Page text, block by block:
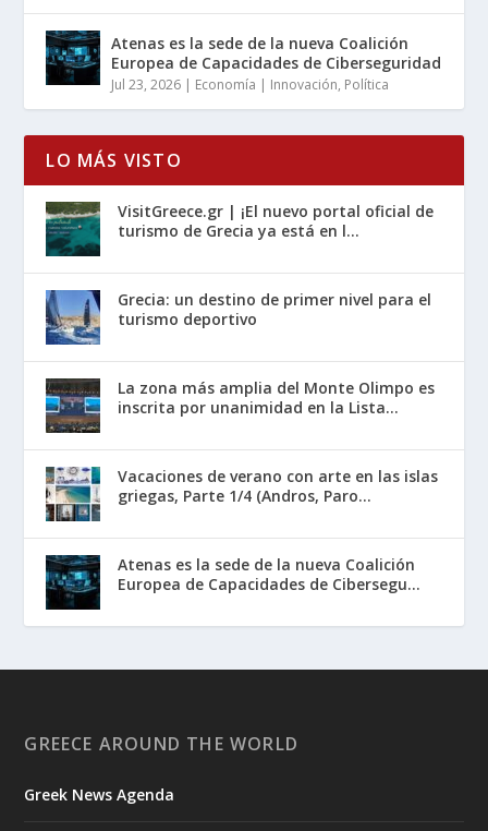
Atenas es la sede de la nueva Coalición
Europea de Capacidades de Ciberseguridad
Jul 23, 2026 | Economía | Innovación, Política
LO MÁS VISTO
VisitGreece.gr | ¡El nuevo portal oficial de
turismo de Grecia ya está en l...
Grecia: un destino de primer nivel para el
turismo deportivo
La zona más amplia del Monte Olimpo es
inscrita por unanimidad en la Lista...
Vacaciones de verano con arte en las islas
griegas, Parte 1/4 (Andros, Paro...
Atenas es la sede de la nueva Coalición
Europea de Capacidades de Cibersegu...
GREECE AROUND THE WORLD
Greek News Agenda